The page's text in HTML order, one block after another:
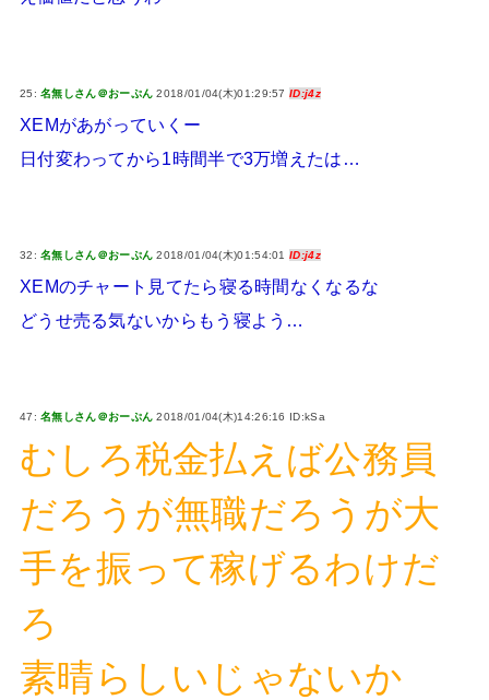
25:名無しさん＠おーぷん 2018/01/04(木)01:29:57ID:j4z
XEMがあがっていくー
日付変わってから1時間半で3万増えたは…
32:名無しさん＠おーぷん 2018/01/04(木)01:54:01ID:j4z
XEMのチャート見てたら寝る時間なくなるな
どうせ売る気ないからもう寝よう…
47:名無しさん＠おーぷん 2018/01/04(木)14:26:16 ID:kSa
むしろ税金払えば公務員
だろうが無職だろうが大
手を振って稼げるわけだ
ろ
素晴らしいじゃないか